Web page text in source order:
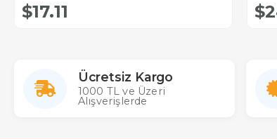
$17.11
Ücretsiz Kargo
1000 TL ve Üzeri
Alışverişlerde